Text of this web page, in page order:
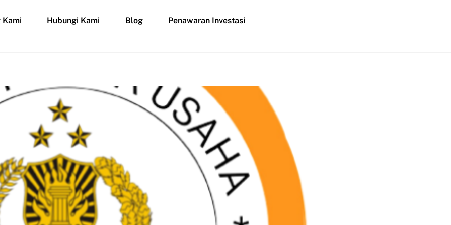
Kami Hubungi Kami Blog Penawaran Investasi